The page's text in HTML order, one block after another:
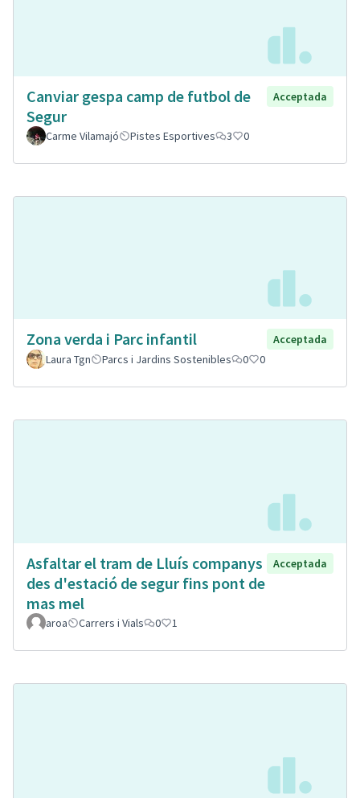
Canviar gespa camp de futbol de
Segur
Acceptada
Carme Vilamajó Pistes Esportives 3 0
Zona verda i Parc infantil
Acceptada
Laura Tgn
Parcs i Jardins Sostenibles 0 0
Asfaltar el tram de Lluís companys
des d'estació de segur fins pont de
mas mel
Acceptada
aroa Carrers i Vials 0 1